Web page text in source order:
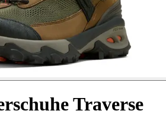
Traverse